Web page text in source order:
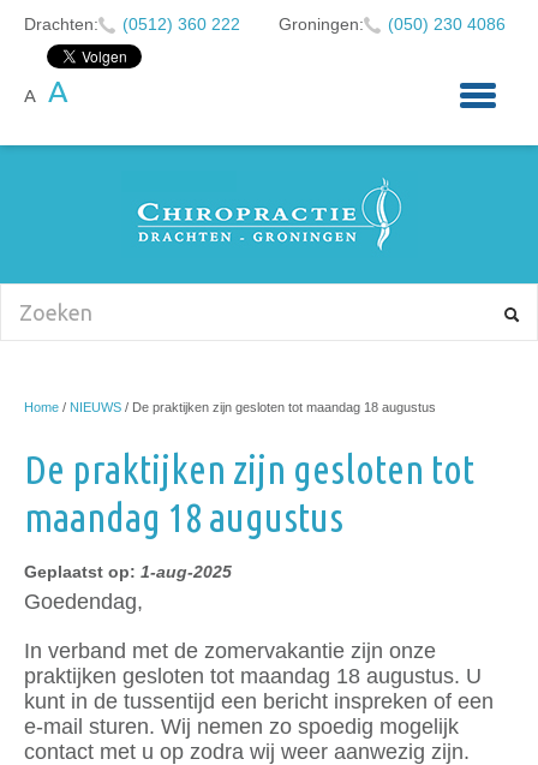
Drachten: (0512) 360 222 Groningen: (050) 230 4086
A A
HOME
KLACHTEN
CHIROPRACTIE
CONTACT
Home / NIEUWS / De praktijken zijn gesloten tot maandag 18 augustus
De praktijken zijn gesloten tot
maandag 18 augustus
Geplaatst op: 1-aug-2025
Goedendag,
In verband met de zomervakantie zijn onze
praktijken gesloten tot maandag 18 augustus. U
kunt in de tussentijd een bericht inspreken of een
e-mail sturen. Wij nemen zo spoedig mogelijk
contact met u op zodra wij weer aanwezig zijn.